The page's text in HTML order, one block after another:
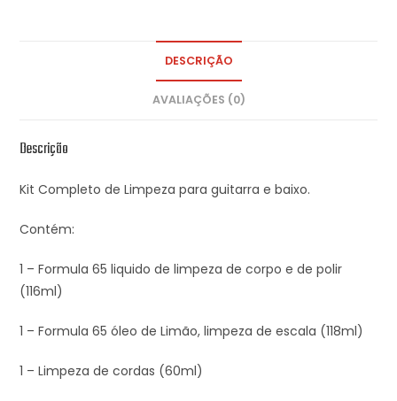
DESCRIÇÃO
AVALIAÇÕES (0)
Descrição
Kit Completo de Limpeza para guitarra e baixo.
Contém:
1 – Formula 65 liquido de limpeza de corpo e de polir
(116ml)
1 – Formula 65 óleo de Limão, limpeza de escala (118ml)
1 – Limpeza de cordas (60ml)